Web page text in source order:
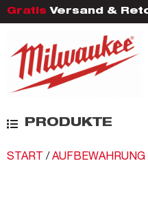
Gratis Versand &
PRODUKTE
START / AUFBEWAHRUNG